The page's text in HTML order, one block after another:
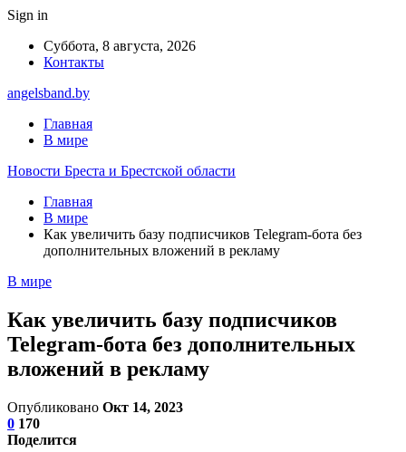
Sign in
Суббота, 8 августа, 2026
Контакты
angelsband.by
Главная
В мире
Новости Бреста и Брестской области
Главная
В мире
Как увеличить базу подписчиков Telegram-бота без
дополнительных вложений в рекламу
В мире
Как увеличить базу подписчиков
Telegram-бота без дополнительных
вложений в рекламу
Опубликовано Окт 14, 2023
0 170
Поделится